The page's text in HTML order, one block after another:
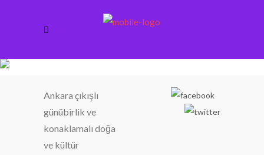
Ankara çıkışlı
günübirlik ve
konaklamalı doğa
ve kültür